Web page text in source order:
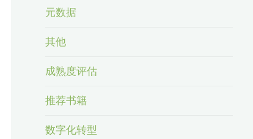
元数据
其他
成熟度评估
推荐书籍
数字化转型